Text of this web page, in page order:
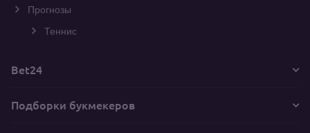
Прогнозы
Теннис
Bet24
Подборки букмекеров